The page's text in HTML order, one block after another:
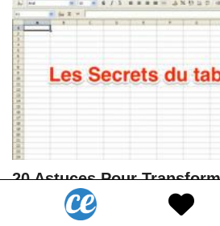
20 Astuces Pour
en Pro d'Excel.